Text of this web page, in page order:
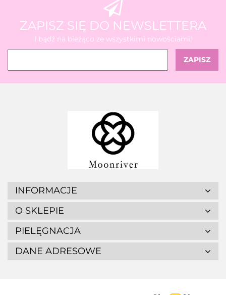
ZAPISZ SIĘ DO NEWSLETTERA
I bądź na bieżąco ze wszystkimi nowościami!
INFORMACJE
O SKLEPIE
PIELĘGNACJA
DANE ADRESOWE